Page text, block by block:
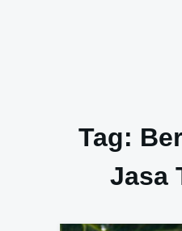
Tag:
Jasa